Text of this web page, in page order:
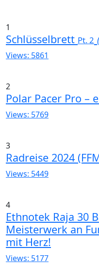
1
Schlüsselbrett Pt. 2
Views: 5861
2
Polar Pacer Pro –
Views: 5769
3
Radreise 2024
Views: 5449
4
Ethnotek Raja 30
Meisterwerk an
mit Herz!
Views: 5177